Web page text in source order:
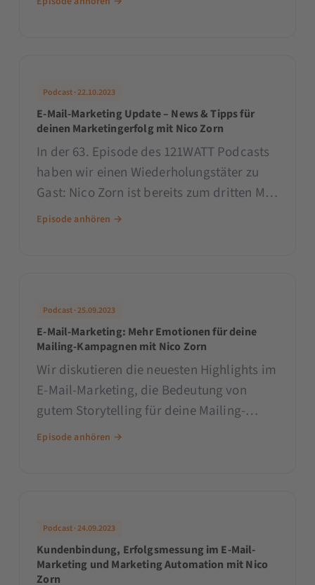
Podcast · 22.10.2023
E-Mail-Marketing Update – News & Tipps für
deinen Marketingerfolg mit Nico Zorn
In der 63. Episode des 121WATT Podcasts
haben wir einen Wiederholungstäter zu
Gast: Nico Zorn ist bereits zum dritten Mal
dabei! Von Nico lernst du diese Woche die
Episode anhören →
Podcast · 25.09.2023
E-Mail-Marketing: Mehr Emotionen für deine
Mailing-Kampagnen mit Nico Zorn
Wir diskutieren die neuesten Highlights im
E-Mail-Marketing, die Bedeutung von
gutem Storytelling für deine Mailing-
Kampagnen und die Rolle der
Episode anhören →
Podcast · 24.09.2023
Kundenbindung, Erfolgsmessung im E-Mail-
Marketing und Marketing Automation mit Nico
Zorn